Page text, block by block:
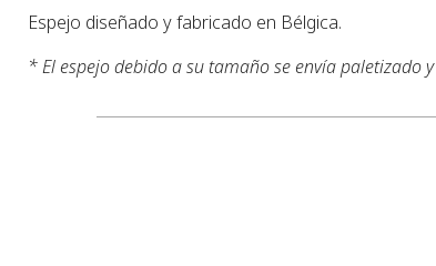
Espejo diseñado yfabricado en Bélgica.
* El espejo debido a su tamaño se envía paletizado y